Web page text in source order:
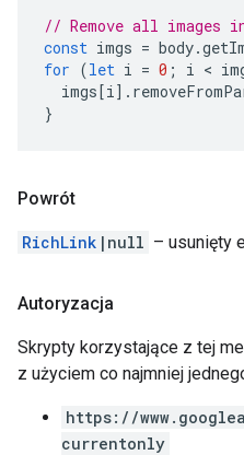
// Remove all images
const imgs = body.
for (let i = 0 ; i <
imgs[i].
}
Powrót
RichLink |null – usunięty
Autoryzacja
Skrypty korzystające z tej
z użyciem co najmniej
https://
currentonly